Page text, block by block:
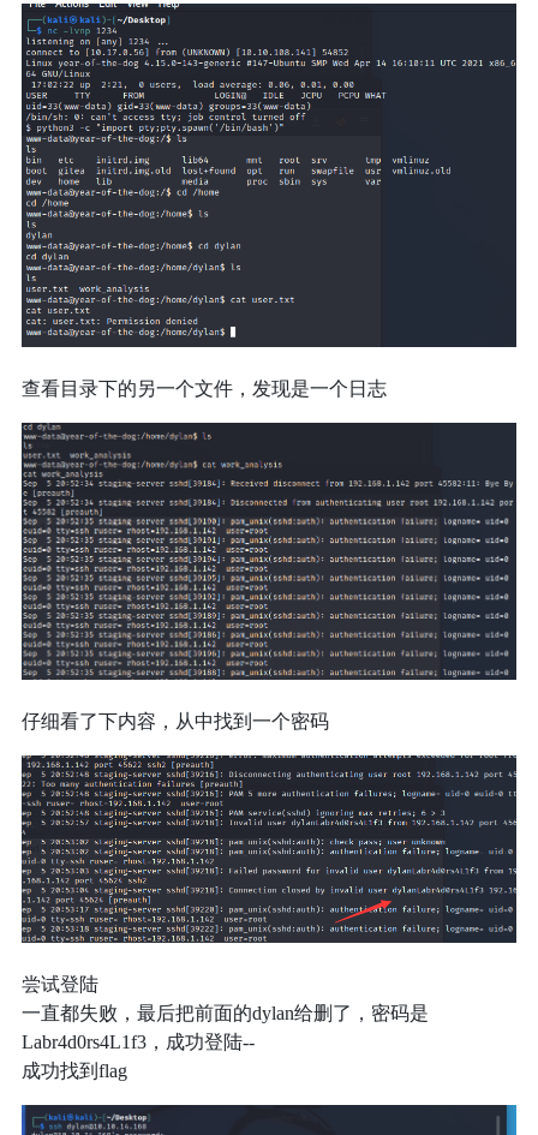
查看目录下的另一个文件，发现是一个日志
仔细看了下内容，从中找到一个密码
尝试登陆
一直都失败，最后把前面的dylan给删了，密码是
Labr4d0rs4L1f3，成功登陆--
成功找到flag